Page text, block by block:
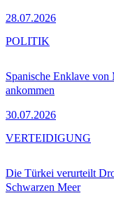
28.07.2026
Spanische Enklave von
ankommen
30.07.2026
POLITIK
Die Türkei verurteilt
Schwarzen Meer
VERTEIDIGUNG